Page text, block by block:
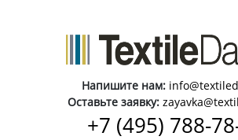
Напишите нам:
Оставьте заявку:
+7 (495) 788-